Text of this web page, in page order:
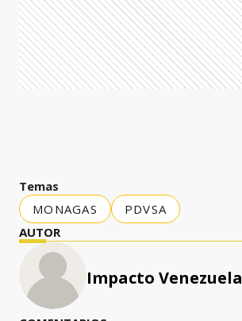
Temas
MONAGAS
PDVSA
AUTOR
Impacto Venezuela